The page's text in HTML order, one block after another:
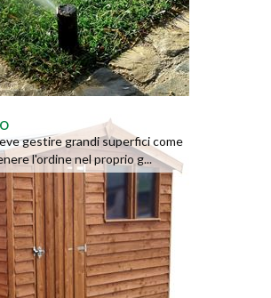
gestire grandi superfici come
l'ordine nel proprio g...